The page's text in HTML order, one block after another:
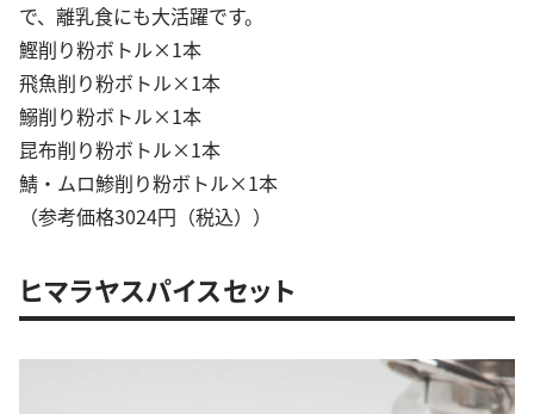
で、離乳食にも大活躍です。
鰹削り粉ボトル×1本
飛魚削り粉ボトル×1本
鰯削り粉ボトル×1本
昆布削り粉ボトル×1本
鯖・ムロ鯵削り粉ボトル×1本
（参考価格3024円（税込））
ヒマラヤスパイスセット